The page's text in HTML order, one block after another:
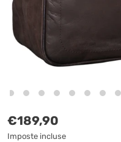
Prezzo normale
€189,90
Imposte incluse